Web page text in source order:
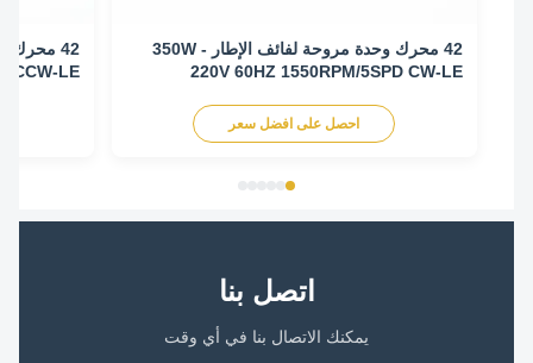
42 محرك وحدة مروحة لفائف الإطار - 350W
220V 60HZ 1550RPM/5SPD CW-LE
احصل على افضل سعر
CCW-LE
اتصل بنا
يمكنك الاتصال بنا في أي وقت